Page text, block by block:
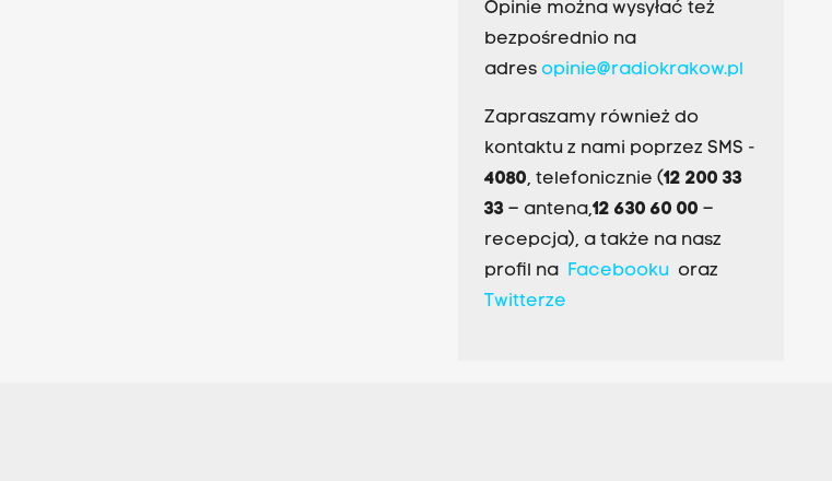
Opinie można wysyłać też
bezpośrednio na
adres opinie@radiokrakow.pl
Zapraszamy również do
kontaktu z nami poprzez SMS -
4080, telefonicznie (12 200 33
33– antena,12 630 60 00 –
recepcja), a także na nasz
profil na Facebookuoraz
Twitterze